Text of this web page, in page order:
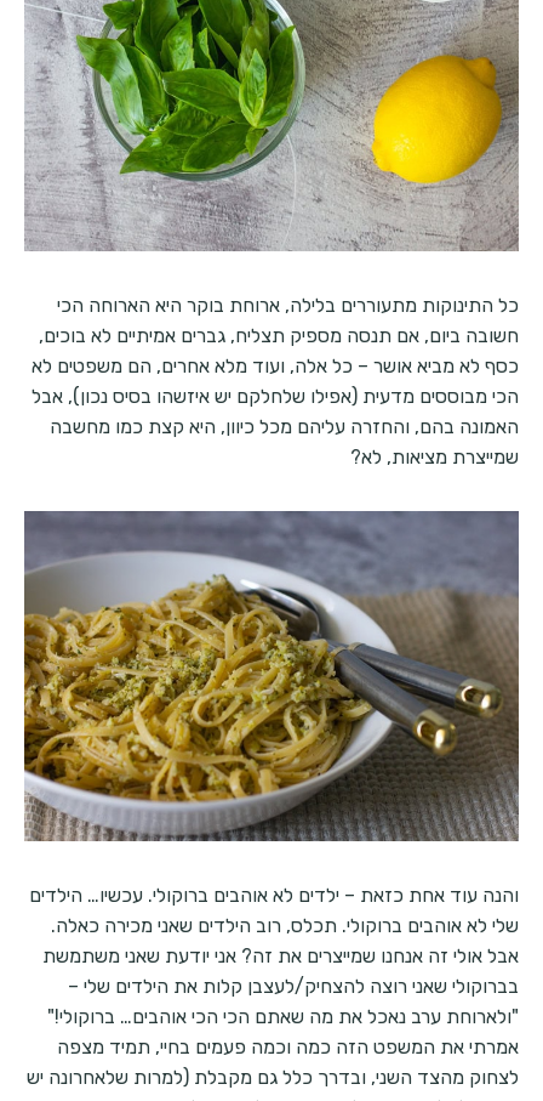
כל התינוקות מתעוררים בלילה, ארוחת בוקר היא הארוחה הכי
חשובה ביום, אם תנסה מספיק תצליח, גברים אמיתיים לא בוכים,
כסף לא מביא אושר – כל אלה, ועוד מלא אחרים, הם משפטים לא
הכי מבוססים מדעית (אפילו שלחלקם יש איזשהו בסיס נכון), אבל
האמונה בהם, והחזרה עליהם מכל כיוון, היא קצת כמו מחשבה
שמייצרת מציאות, לא?
והנה עוד אחת כזאת – ילדים לא אוהבים ברוקולי. עכשיו… הילדים
שלי לא אוהבים ברוקולי. תכלס, רוב הילדים שאני מכירה כאלה.
אבל אולי זה אנחנו שמייצרים את זה? אני יודעת שאני משתמשת
בברוקולי שאני רוצה להצחיק/לעצבן קלות את הילדים שלי –
"ולארוחת ערב נאכל את מה שאתם הכי הכי אוהבים… ברוקולי!"
אמרתי את המשפט הזה כמה וכמה פעמים בחיי, תמיד מצפה
לצחוק מהצד השני, ובדרך כלל גם מקבלת (למרות שלאחרונה יש